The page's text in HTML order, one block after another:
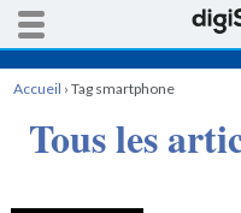
Accueil › Tag smartphone
Tous les